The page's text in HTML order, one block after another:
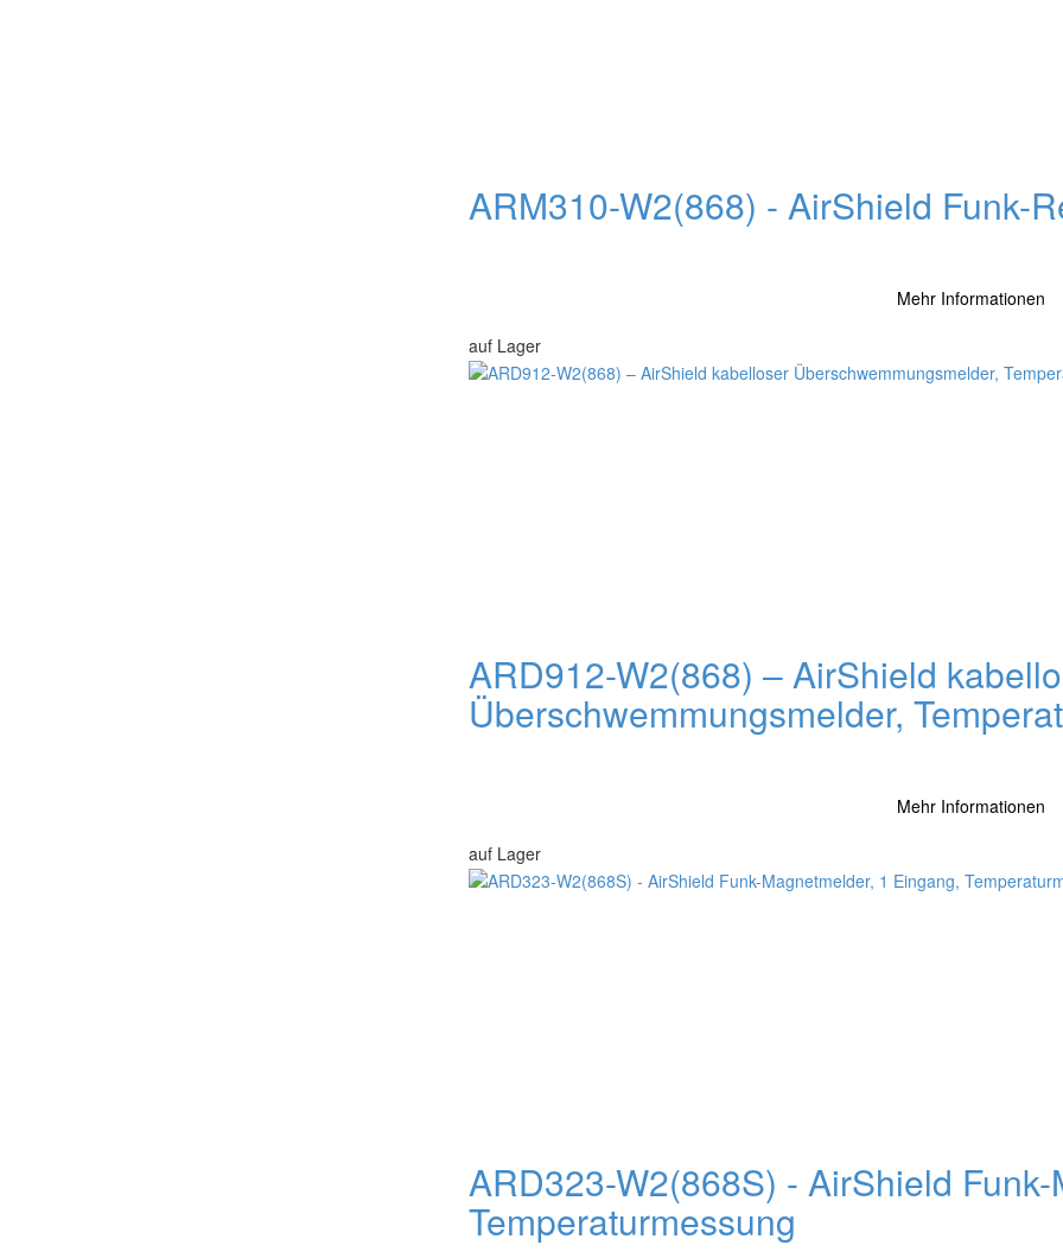
ARM310-W2(868) - AirShield Funk-
Mehr Informationen
auf Lager
ARD912-W2(868) – AirShield
Überschwemmungsmelder,
Mehr Informationen
auf Lager
ARD323-W2(868S) - AirShield
Temperaturmessung